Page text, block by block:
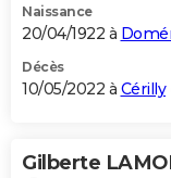
Naissance
20/04/1922 à
Décès
10/05/2022 à Cérilly
Gilberte